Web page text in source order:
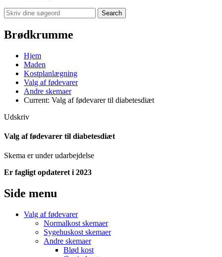
Search
Brødkrumme
Hjem
Maden
Kostplanlægning
Valg af fødevarer
Andre skemaer
Current: Valg af fødevarer til diabetesdiæt
Udskriv
Valg af fødevarer til diabetesdiæt
Skema er under udarbejdelse
Er fagligt opdateret i 2023
Side menu
Valg af fødevarer
Normalkost skemaer
Sygehuskost skemaer
Andre skemaer
Blød kost